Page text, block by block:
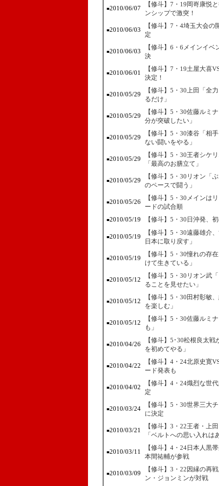
■2010/06/07
【修斗】7・19岡嵜康悦
ンシップで激突！
■2010/06/03
【修斗】7・4埼玉大会
定
■2010/06/03
【修斗】6・6メインイ
決
■2010/06/01
【修斗】7・19土屋大喜
決定！
■2010/05/29
【修斗】5・30上田「全
るだけ」
■2010/05/29
【修斗】5・30佐藤ルミ
分が突破したい」
■2010/05/29
【修斗】5・30漆谷「相
ない闘いをやる」
■2010/05/29
【修斗】5・30王者シケ
「最高のお膳立て」
■2010/05/29
【修斗】5・30リオン「
のペースで闘う」
■2010/05/26
【修斗】5・30メインは
ードの試合順
■2010/05/19 【修斗】5・30日沖発、
■2010/05/19
【修斗】5・30遠藤雄介
日本に取り戻す」
■2010/05/19
【修斗】5・30憧れの存
けて生きている」
■2010/05/12
【修斗】5・30リオン武
ることを見せたい」
■2010/05/12
【修斗】5・30田村彰敏
を楽しむ」
■2010/05/12
【修斗】5・30佐藤ルミ
も」
■2010/04/26
【修斗】5･30松根良太
を初めてやる」
■2010/04/22
【修斗】4・24北原史寛
ード発表も
■2010/04/02
【修斗】4・24熾烈な世
定
■2010/03/24
【修斗】5・30世界三大
に決定
■2010/03/21
【修斗】3・22王者・上
「ベルトへの思い入れは
■2010/03/11
【修斗】4・24日本人黒
本間祐輔が参戦
■2010/03/09
【修斗】3・22因縁の再
ン・ジョンミンが対戦